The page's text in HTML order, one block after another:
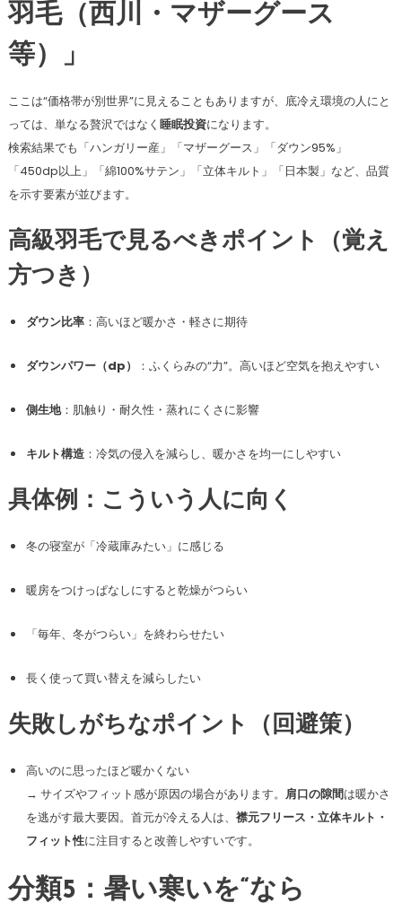
羽毛（西川・マザーグース
等）」
ここは“価格帯が別世界”に見えることもありますが、底冷え環境の人にと
っては、単なる贅沢ではなく 睡眠投資になります。
検索結果でも「ハンガリー産」「マザーグース」「ダウン95%」
「450dp以上」「綿100%サテン」「立体キルト」「日本製」など、品質
を示す要素が並びます。
高級羽毛で見るべきポイント（覚え
方つき）
ダウン比率：高いほど暖かさ・軽さに期待
ダウンパワー（dp） ：ふくらみの“力”。高いほど空気を抱えやすい
側生地：肌触り・耐久性・蒸れにくさに影響
キルト構造：冷気の侵入を減らし、暖かさを均一にしやすい
具体例：こういう人に向く
冬の寝室が「冷蔵庫みたい」に感じる
暖房をつけっぱなしにすると乾燥がつらい
「毎年、冬がつらい」を終わらせたい
長く使って買い替えを減らしたい
失敗しがちなポイント（回避策）
高いのに思ったほど暖かくない
→ サイズやフィット感が原因の場合があります。 肩口の隙間は暖かさ
を逃がす最大要因。首元が冷える人は、 襟元フリース・立体キルト・
フィット性に注目すると改善しやすいです。
分類5：暑い寒いを“なら